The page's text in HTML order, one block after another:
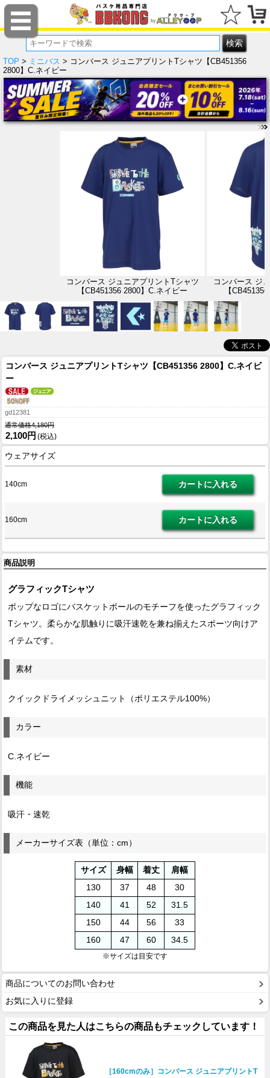
TOP > ミニバス > コンバース ジュニアプリントTシャツ【CB451356
2800】C.ネイビー
コンバース ジュニアプリントTシャツ
【CB451356 2800】C.ネイビー
コンバース ジ
【
コンバース ジュニアプリントTシャツ【CB451356 2800】C.ネイビ
ー
gd12381
通常価格4,180円
2,100円 (税込)
ウェアサイズ
140cm
160cm
商品説明
グラフィックTシャツ
ポップなロゴにバスケットボールのモチーフを使ったグラフィック
Tシャツ。柔らかな肌触りに吸汗速乾を兼ね揃えたスポーツ向けア
イテムです。
素材
クイックドライメッシュニット（ポリエステル100%）
カラー
C.ネイビー
機能
吸汗・速乾
メーカーサイズ表（単位：cm）
サイズ 身幅 着丈
肩幅
130
37 48
30
140
41 52
31.5
150
44 56
33
160
47 60 34.5
※サイズは目安です
商品についてのお問い合わせ
お気に入りに登録
この商品を見た人はこちらの商品もチェックしています！
［160cmのみ］コンバース ジュニアプリントT